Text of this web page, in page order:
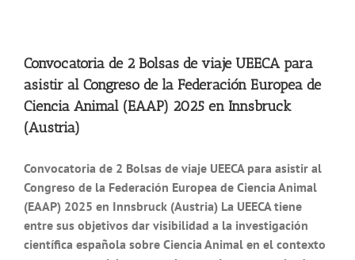
Convocatoria de 2 Bolsas de viaje UEECA para
asistir al Congreso de la Federación Europea de
Ciencia Animal (EAAP) 2025 en Innsbruck
(Austria)
Convocatoria de 2 Bolsas de viaje UEECA para asistir al
Congreso de la Federación Europea de Ciencia Animal
(EAAP) 2025 en Innsbruck (Austria) La UEECA tiene
entre sus objetivos dar visibilidad a la investigación
científica española sobre Ciencia Animal en el contexto